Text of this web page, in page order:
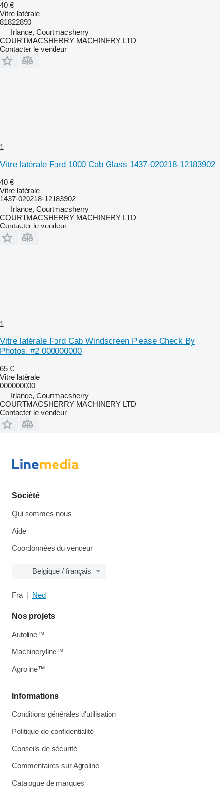
40 €
Vitre latérale
81822890
Irlande, Courtmacsherry
COURTMACSHERRY MACHINERY LTD
Contacter le vendeur
1
Vitre latérale Ford 1000 Cab Glass 1437-020218-12183902
40 €
Vitre latérale
1437-020218-12183902
Irlande, Courtmacsherry
COURTMACSHERRY MACHINERY LTD
Contacter le vendeur
1
Vitre latérale Ford Cab Windscreen Please Check By
Photos. #2 000000000
65 €
Vitre latérale
000000000
Irlande, Courtmacsherry
COURTMACSHERRY MACHINERY LTD
Contacter le vendeur
Société
Qui sommes-nous
Aide
Coordonnées du vendeur
Belgique / français
Fra Ned
Informations
Conditions générales d'utilisation
Politique de confidentialité
Conseils de sécurité
Commentaires sur Agroline
Catalogue de marques
Nos projets
Autoline™
Machineryline™
Agroline™